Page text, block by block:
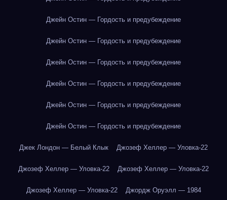
Джейн Остин — Гордость и предубеждение
Джейн Остин — Гордость и предубеждение
Джейн Остин — Гордость и предубеждение
Джейн Остин — Гордость и предубеждение
Джейн Остин — Гордость и предубеждение
Джейн Остин — Гордость и предубеждение
Джек Лондон — Белый Клык Джозеф Хеллер — Уловка-22
Джозеф Хеллер — Уловка-22 Джозеф Хеллер — Уловка-22
Джозеф Хеллер — Уловка-22 Джордж Оруэлл — 1984